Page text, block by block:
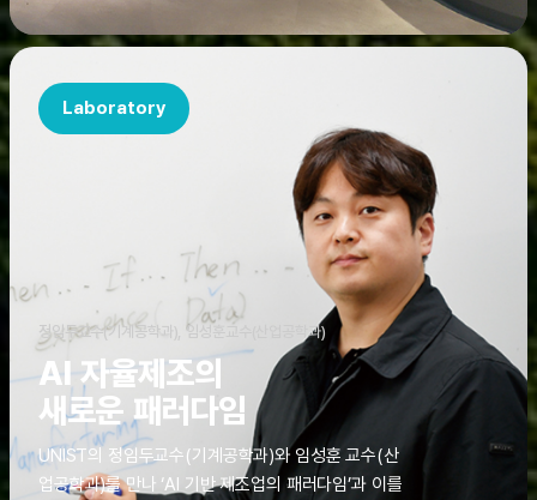
STORE)’라는 이름으로 지난해 11월 문을 열었다.
Laboratory
정임두교수(기계공학과), 임성훈교수(산업공학과)
AI 자율제조의
새로운 패러다임
UNIST의 정임두교수(기계공학과)와 임성훈 교수(산
업공학과)를 만나 ‘AI 기반 제조업의 패러다임’과 이를